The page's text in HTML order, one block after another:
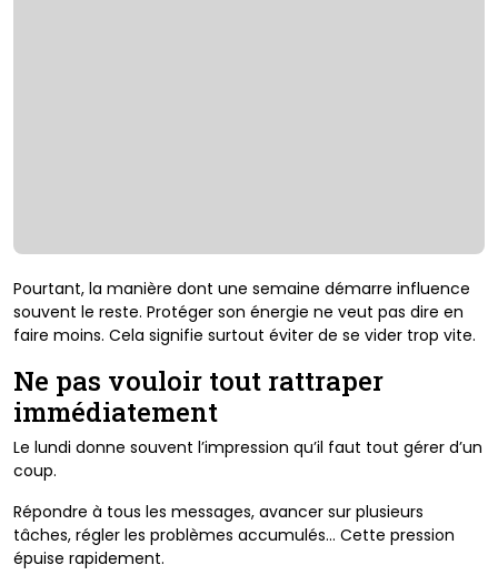
Pourtant, la manière dont une semaine démarre influence
souvent le reste. Protéger son énergie ne veut pas dire en
faire moins. Cela signifie surtout éviter de se vider trop vite.
Ne pas vouloir tout rattraper
immédiatement
Le lundi donne souvent l’impression qu’il faut tout gérer d’un
coup.
Répondre à tous les messages, avancer sur plusieurs
tâches, régler les problèmes accumulés… Cette pression
épuise rapidement.